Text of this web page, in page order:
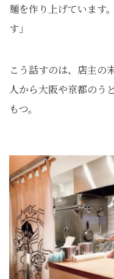
麺を作り上げています
す」
こう話すのは、店主の
人から大阪や京都のう
もつ。